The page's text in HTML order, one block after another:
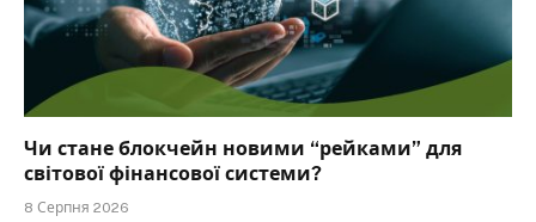
Чи стане блокчейн новими “рейками” для
світової фінансової системи?
8 Серпня 2026